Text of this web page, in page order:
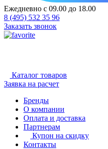
Ежедневно с 09.00 до 18.00
8 (495) 532 35 96
Заказать звонок
Каталог товаров
Заявка на расчет
Бренды
О компании
Оплата и доставка
Партнерам
Купон на скидку
Контакты